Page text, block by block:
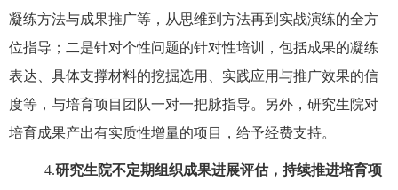
凝练方法与成果推广等，从思维到方法再到实战演练的全方
位指导；二是针对个性问题的针对性培训，包括成果的凝练
表达、具体支撑材料的挖掘选用、实践应用与推广效果的信
度等，与培育项目团队一对一把脉指导。另外， 研究生院对
培育成果产出有实质性增量的项目，给予经费支持。
4.研究生院不定期组织成果进展评估，持续推进培育项